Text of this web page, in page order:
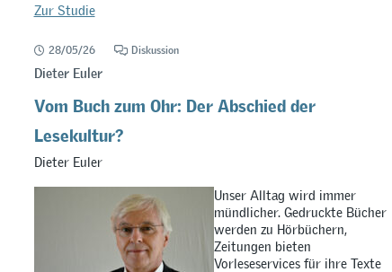
Zur Studie
28/05/26 Diskussion
Dieter Euler
Vom Buch zum Ohr: Der Abschied der
Lesekultur?
Dieter Euler
Unser Alltag wird immer
mündlicher. Gedruckte Bücher
werden zu Hörbüchern,
Zeitungen bieten
Vorleseservices für ihre Texte